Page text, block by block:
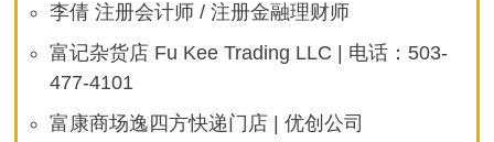
李倩 注册会计师 / 注册金融理财师
富记杂货店 Fu Kee Trading LLC | 电话：503-
477-4101
富康商场逸四方快递门店 | 优创公司